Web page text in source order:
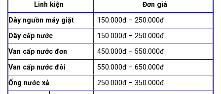
Linh kiện
Đơn giá
Dây nguồn máy giặt
150.000đ – 250.000đ
Dây cấp nước
150.000đ – 250.000đ
Van cấp nước đơn
450.000đ – 550.000đ
Van cấp nước đôi
550.000đ – 650.000đ
Ống nước xả
250.000đ – 350.000đ